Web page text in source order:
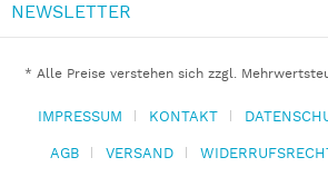
NEWSLETTER
* Alle Preise verstehen sich zzgl.
IMPRESSUM KONTAKT
AGB
VERSAND